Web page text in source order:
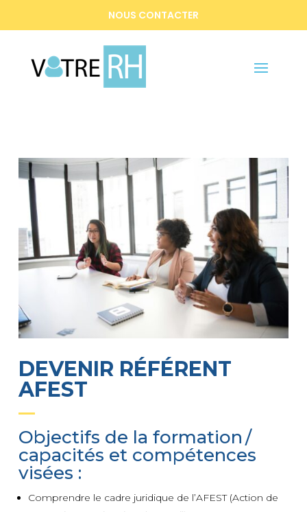
NOUS CONTACTER
DEVENIR RÉFÉRENT
AFEST
Objectifs de la formation /
capacités et compétences
visées :
Comprendre le cadre juridique de l’AFEST (Action de